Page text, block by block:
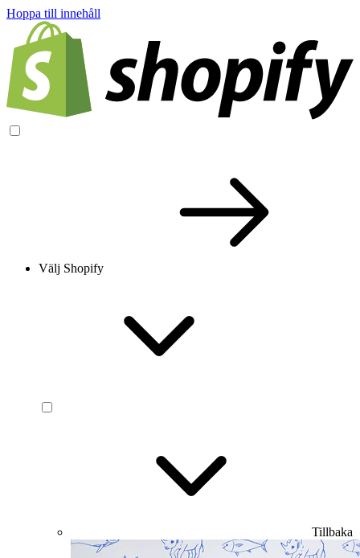
Hoppa till innehåll
Välj Shopify
Tillbaka